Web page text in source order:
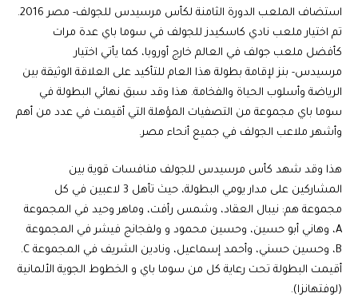
استضاف الملعب الدورة الثامنة لكأس مرسيدس للجولف- مصر 2016.
تم اختيار ملعب نادي كاسكيدز للجولف في سوما باي عدة مرات
كأفضل ملعب جولف في العالم خارج أوروبا، كما يأتي اختيار
مرسيدس- بنز لإقامة بطولة هذا العام للتأكيد على العلاقة الوثيقة بين
الرياضة وأسلوب الحياة والفخامة. هذا وقد سبق نهائي البطولة في
سوما باي مجموعة من التصفيات المؤهلة التي أقيمت في عدد من أهم
وأشهر ملاعب الجولف في جميع أنحاء مصر.
هذا وقد شهد كأس مرسيدس للجولف منافسات قوية بين
المشاركين على مدار يومي البطولة، حيث تأهل 3 لاعبين في كل
مجموعة هم: نيبال العقاد، وشمس رأفت، وماهر وحيد في المجموعة
A، وهاني أبو حسين، وحسين محمود و ولفجانج فيشر في المجموعة
B، وحسين حسني، وأحمد إسماعيل، ونادين الشريف في المجموعة C.
أقيمت البطولة تحت رعاية كل من سوما باي و الخطوط الجوية الألمانية
(لوفتهانزا).